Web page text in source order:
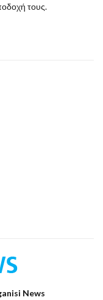
τους.
News